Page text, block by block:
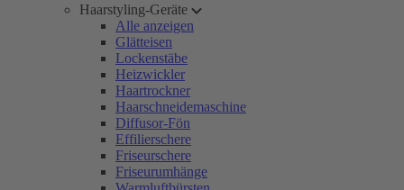
Haarstyling-Geräte
Alle anzeigen
Glätteisen
Lockenstäbe
Heizwickler
Haartrockner
Haarschneidemaschine
Diffusor-Fön
Effilierschere
Friseurschere
Friseurumhänge